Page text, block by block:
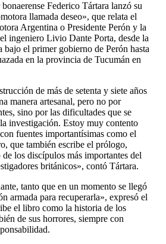
Federico Tártara lanzó su
llamada deseo», que relata el
Argentina o Presidente Perón y la
ingeniero Livio Dante Porta, desde la
bajo el primer gobierno de Perón hasta
en la provincia de Tucumán en
de más de setenta y siete años
manera artesanal, pero no por
sino por las dificultades que se
investigación. Estoy muy contento
fuentes importantísimas como el
que también escribe el prólogo,
los discípulos más importantes del
británicos», contó Tártara.
tanto que en un momento se llegó
armada para recuperarla», expresó el
el libro como la historia de los
de sus horrores, siempre con